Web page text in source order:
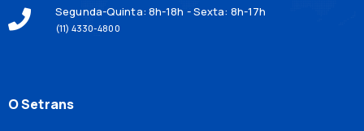
Segunda-Quinta: 8h-18h - Sexta: 8h-17h
(11) 4330-4800
O Setrans